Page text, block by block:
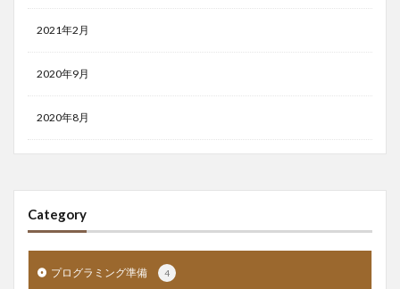
2021年2月
2020年9月
2020年8月
Category
プログラミング準備 4